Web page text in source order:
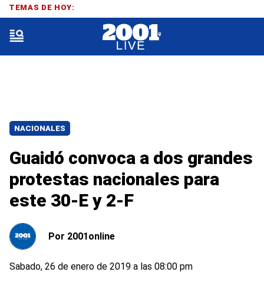
NACIONALES
Guaidó convoca a dos grandes
protestas nacionales para
este 30-E y 2-F
Por 2001online
Sabado, 26 de enero de 2019 a las 08:00 pm
TEMAS DE HOY: